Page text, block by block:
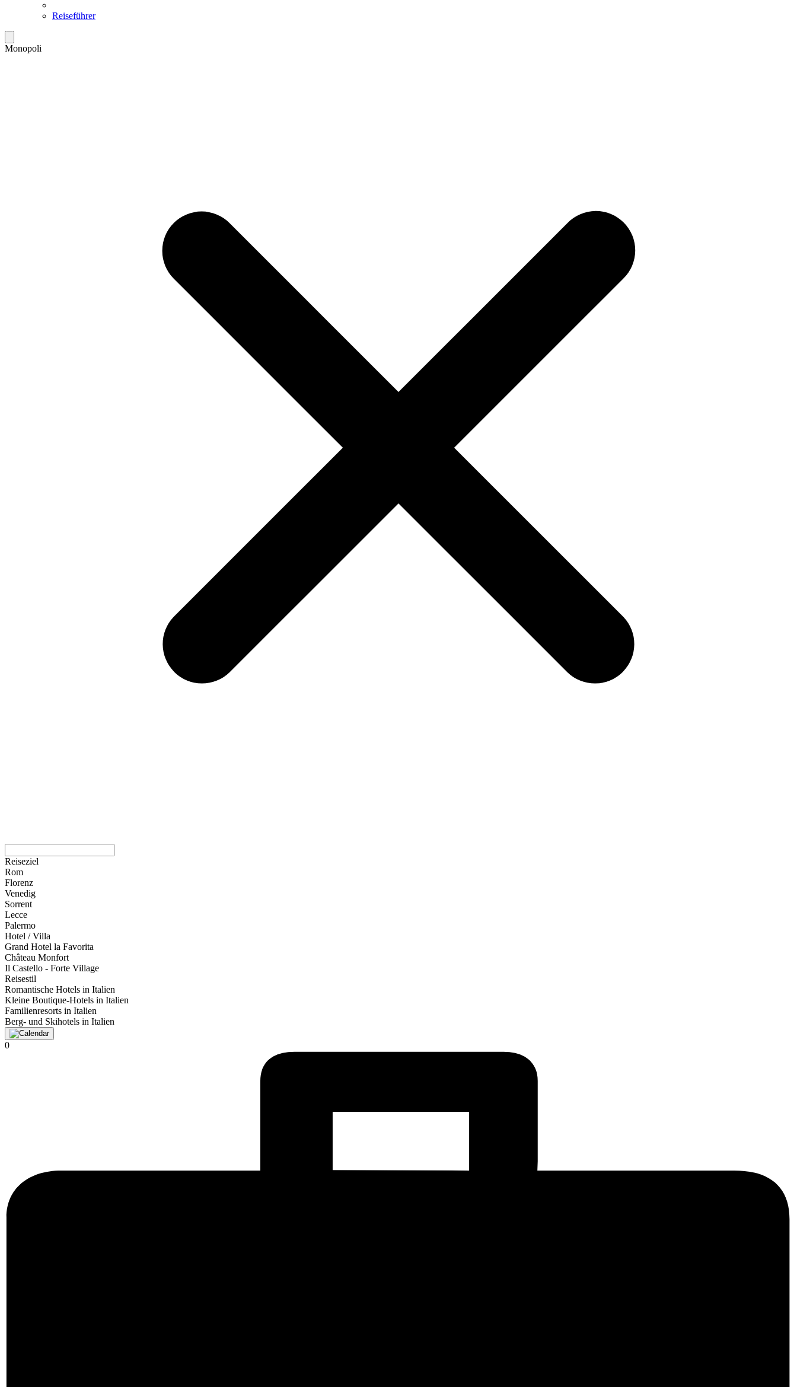
Reiseführer
Monopoli
Reiseziel
Rom
Florenz
Venedig
Sorrent
Lecce
Palermo
Hotel / Villa
Grand Hotel la Favorita
Château Monfort
Il Castello - Forte Village
Reisestil
Romantische Hotels in Italien
Kleine Boutique-Hotels in Italien
Familienresorts in Italien
Berg- und Skihotels in Italien
0